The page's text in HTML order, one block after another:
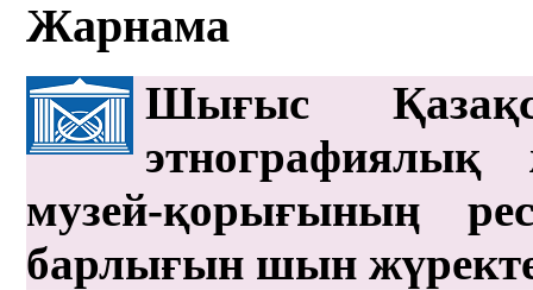
Жарнама
Шығыс
этнографиялық
музей-қорығының
барлығын шын